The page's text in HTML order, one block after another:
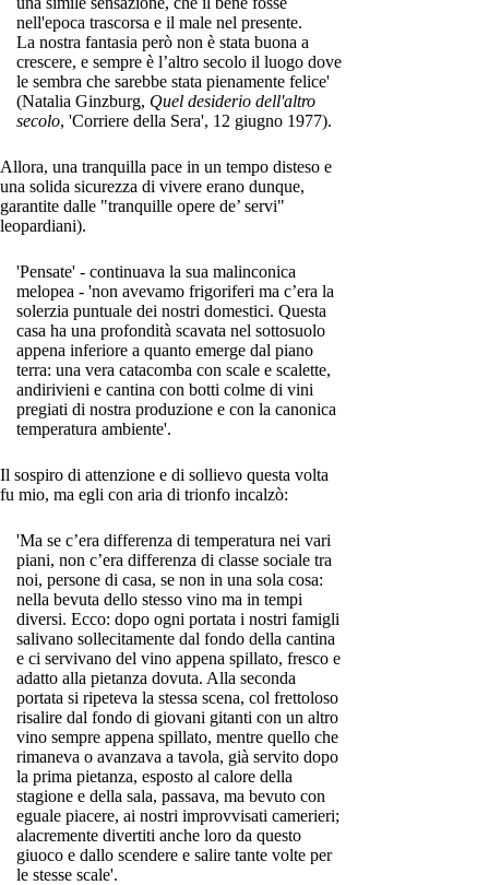
nell'epoca trascorsa e il male nel presente.
La nostra fantasia però non è stata buona a
crescere, e sempre è l’altro secolo il luogo dove
le sembra che sarebbe stata pienamente felice'
(Natalia Ginzburg, Quel desiderio dell'altro
secolo, 'Corriere della Sera', 12 giugno 1977).
Allora, una tranquilla pace in un tempo disteso e
una solida sicurezza di vivere erano dunque,
garantite dalle "tranquille opere de’ servi"
leopardiani).
'Pensate' - continuava la sua malinconica
melopea - 'non avevamo frigoriferi ma c’era la
solerzia puntuale dei nostri domestici. Questa
casa ha una profondità scavata nel sottosuolo
appena inferiore a quanto emerge dal piano
terra: una vera catacomba con scale e scalette,
andirivieni e cantina con botti colme di vini
pregiati di nostra produzione e con la canonica
temperatura ambiente'.
Il sospiro di attenzione e di sollievo questa volta
fu mio, ma egli con aria di trionfo incalzò:
'Ma se c’era differenza di temperatura nei vari
piani, non c’era differenza di classe sociale tra
noi, persone di casa, se non in una sola cosa:
nella bevuta dello stesso vino ma in tempi
diversi. Ecco: dopo ogni portata i nostri famigli
salivano sollecitamente dal fondo della cantina
e ci servivano del vino appena spillato, fresco e
adatto alla pietanza dovuta. Alla seconda
portata si ripeteva la stessa scena, col frettoloso
risalire dal fondo di giovani gitanti con un altro
vino sempre appena spillato, mentre quello che
rimaneva o avanzava a tavola, già servito dopo
la prima pietanza, esposto al calore della
stagione e della sala, passava, ma bevuto con
eguale piacere, ai nostri improvvisati camerieri;
alacremente divertiti anche loro da questo
giuoco e dallo scendere e salire tante volte per
le stesse scale'.